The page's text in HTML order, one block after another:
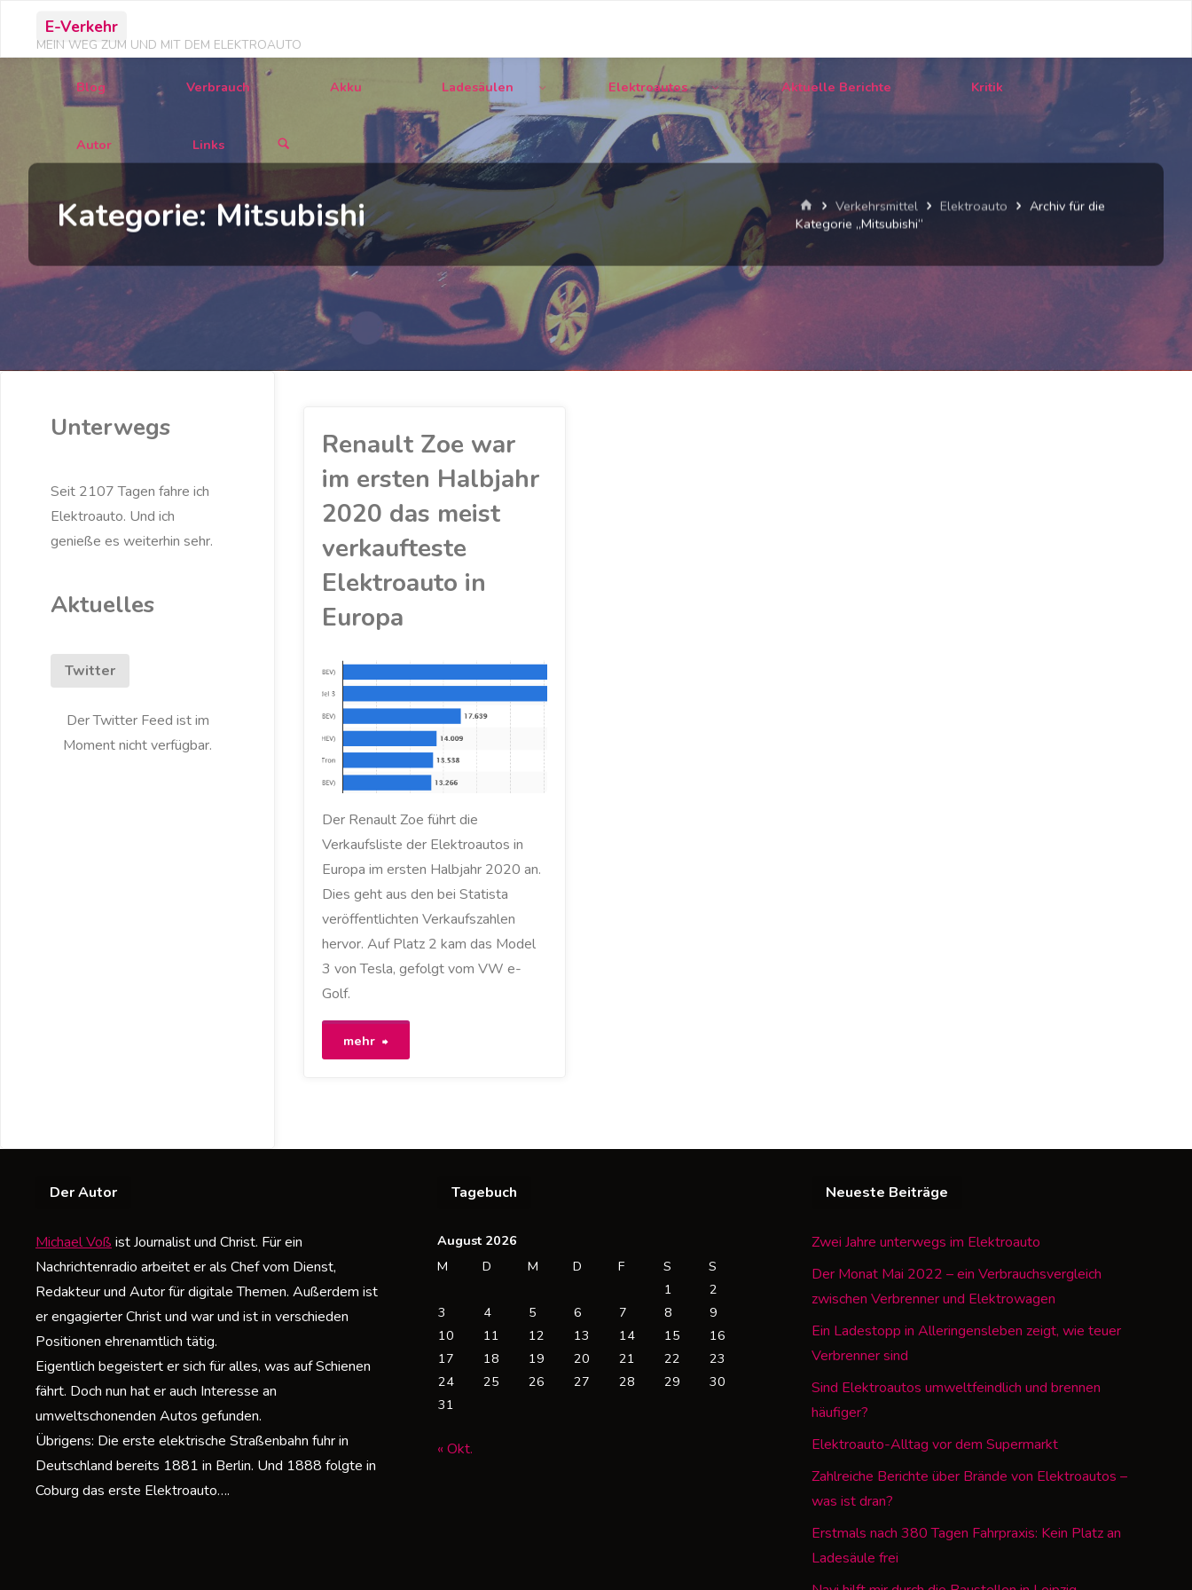
springen
E-Verkehr
MEIN WEG ZUM UND MIT DEM ELEKTROAUTO
Blog Verbrauch Akku Ladesäulen Elektroautos Aktuelle Berichte Kritik
Autor Links
Kategorie:Mitsubishi StartVerkehrsmittel Elektroauto
Archiv für die
Kategorie „Mitsubishi“
Renault Zoe war
im ersten Halbjahr
2020 das meist
verkaufteste
Elektroauto in
Europa
/
ELEKTROAUTO
MITSUBISHI
OUTLANDER
RENAULT /
VW /
Der Renault Zoe führt die
Verkaufsliste der Elektroautos in
Europa im ersten Halbjahr 2020 an.
Dies geht aus den bei Statista
veröffentlichten Verkaufszahlen
hervor. Auf Platz 2 kam das Model
3 von Tesla, gefolgt vom VW e-
Golf.
mehr
"Renault
Halbjahr
verkaufteste
Unterwegs
Seit 2107 Tagen fahre ich
Elektroauto. Und ich
genieße es weiterhin sehr.
Aktuelles
Twitter
Der Twitter Feed ist im
Moment nicht verfügbar.
Der Autor
Michael Voß ist Journalist und Christ. Für ein
Nachrichtenradio arbeitet er als Chef vom Dienst,
Redakteur und Autor für digitale Themen. Außerdem ist
er engagierter Christ und war und ist in verschieden
Positionen ehrenamtlich tätig.
Eigentlich begeistert er sich für alles, was auf Schienen
fährt. Doch nun hat er auch Interesse an
umweltschonenden Autos gefunden.
Übrigens: Die erste elektrische Straßenbahn fuhr in
Deutschland bereits 1881 in Berlin. Und 1888 folgte in
Coburg das erste Elektroauto….
Tagebuch
August 2026
M
D M D F S
S
1
2
3
4 5 6 7 8
9
10
11 12 13 14 15
16
17
18 19 20 21 22
23
24
25 26 27 28 29
30
31
« Okt.
Neueste Beiträge
Zwei Jahre unterwegs im Elektroauto
Der Monat Mai 2022 – ein Verbrauchsvergleich
zwischen Verbrenner und Elektrowagen
Ein Ladestopp in Alleringensleben zeigt, wie teuer
Verbrenner sind
Sind Elektroautos umweltfeindlich und brennen
häufiger?
Elektroauto-Alltag vor dem Supermarkt
Zahlreiche Berichte über Brände von Elektroautos –
was ist dran?
Erstmals nach 380 Tagen Fahrpraxis: Kein Platz an
Ladesäule frei